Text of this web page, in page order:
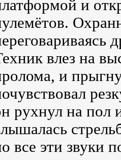
и
влез на
и
рухнул на пол
все эти звуки